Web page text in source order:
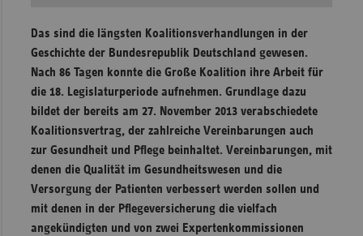
Das sind die längsten Koalitionsverhandlungen in der
Geschichte der Bundesrepublik Deutschland gewesen.
Nach 86 Tagen konnte die Große Koalition ihre Arbeit für
die 18. Legislaturperiode aufnehmen. Grundlage dazu
bildet der bereits am 27. November 2013 verabschiedete
Koalitionsvertrag, der zahlreiche Vereinbarungen auch
zur Gesundheit und Pflege beinhaltet. Vereinbarungen, mit
denen die Qualität im Gesundheitswesen und die
Versorgung der Patienten verbessert werden sollen und
mit denen in der Pflegeversicherung die vielfach
angekündigten und von zwei Expertenkommissionen